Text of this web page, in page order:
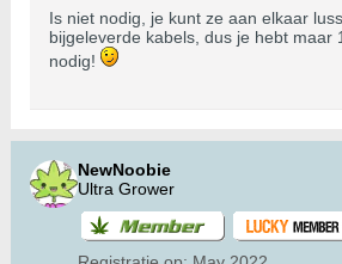
Is niet nodig, je kunt ze aan elkaar
bijgeleverde kabels, dus je hebt maar
nodig!
NewNoobie
Ultra Grower